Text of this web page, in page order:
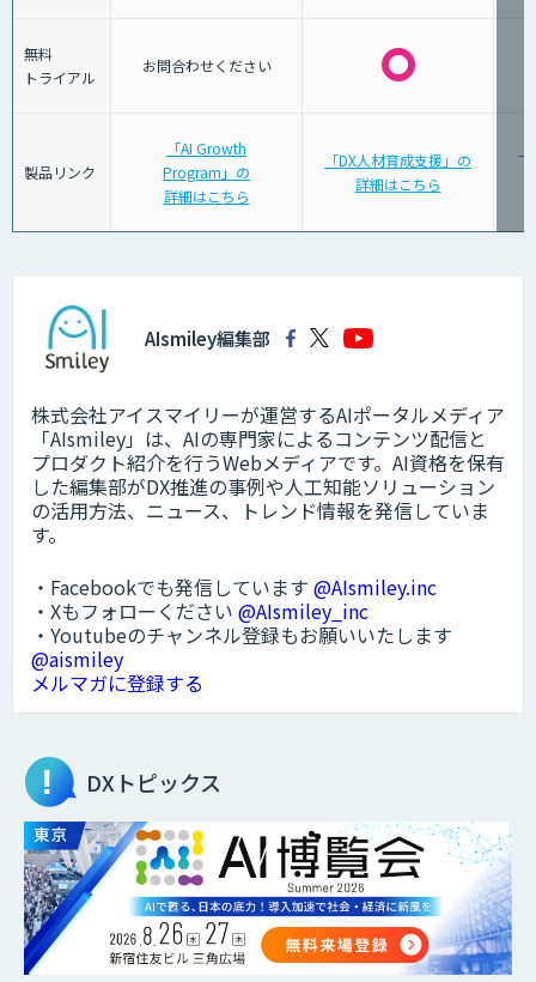
無料
トライアル
お問合わせください
製品リンク
「AI Growth
Program」の
詳細はこちら
「DX人材育成支援」の
詳細はこちら
AIsmiley編集部
株式会社アイスマイリーが運営するAIポータルメディア
「AIsmiley」は、AIの専門家によるコンテンツ配信と
プロダクト紹介を行うWebメディアです。AI資格を保有
した編集部がDX推進の事例や人工知能ソリューション
の活用方法、ニュース、トレンド情報を発信していま
す。
・Facebookでも発信しています @AIsmiley.inc
・Xもフォローください @AIsmiley_inc
・Youtubeのチャンネル登録もお願いいたします
@aismiley
メルマガに登録する
DXトピックス